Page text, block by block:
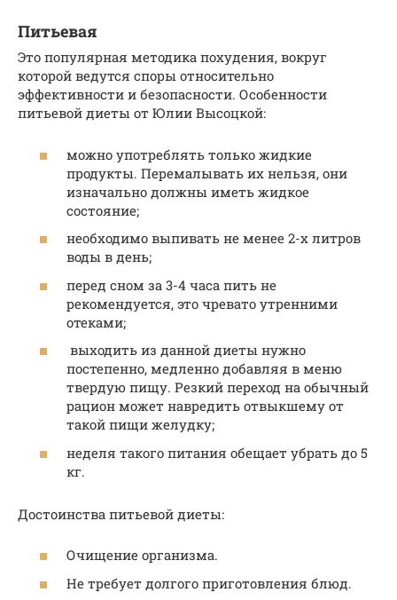
Питьевая
Это популярная методика похудения, вокруг
которой ведутся споры относительно
эффективности и безопасности. Особенности
питьевой диеты от Юлии Высоцкой:
можно употреблять только жидкие
продукты. Перемалывать их нельзя, они
изначально должны иметь жидкое
состояние;
необходимо выпивать не менее 2-х литров
воды в день;
перед сном за 3-4 часа пить не
рекомендуется, это чревато утренними
отеками;
выходить из данной диеты нужно
постепенно, медленно добавляя в меню
твердую пищу. Резкий переход на обычный
рацион может навредить отвыкшему от
такой пищи желудку;
неделя такого питания обещает убрать до 5
кг.
Достоинства питьевой диеты:
Очищение организма.
Не требует долгого приготовления блюд.